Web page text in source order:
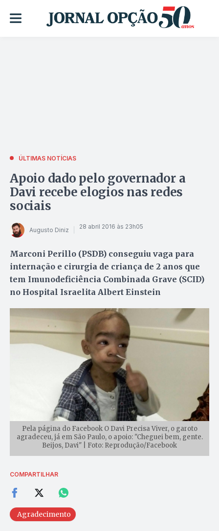
ÚLTIMAS NOTÍCIAS
Apoio dado pelo governador a
Davi recebe elogios nas redes
sociais
Augusto Diniz 28 abril 2016 às 23h05
Marconi Perillo (PSDB) conseguiu vaga para
internação e cirurgia de criança de 2 anos que
tem Imunodeficiência Combinada Grave (SCID)
no Hospital Israelita Albert Einstein
Pela página do Facebook O Davi Precisa Viver, o garoto
agradeceu, já em São Paulo, o apoio: "Cheguei bem, gente.
Beijos, Davi" | Foto: Reprodução/Facebook
COMPARTILHAR
Agradecimento